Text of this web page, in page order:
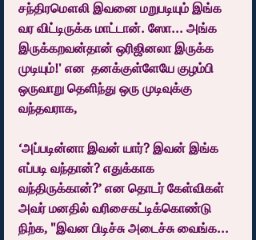
சந்திரமௌலி இவனை மறுபடியும் இங்க
வர விட்டிருக்க மாட்டான். ஸோ... அங்க
இருக்கறவன்தான் ஒரிஜினலா இருக்க
முடியும்!' என  தனக்குள்ளேயே குழம்பி
ஒருவாறு தெளிந்து ஒரு முடிவுக்கு
வந்தவராக,
‘அப்படின்னா இவன் யார்? இவன் இங்க
எப்படி வந்தான்? எதுக்காக
வந்திருக்கான்?’ என தொடர் கேள்விகள்
அவர் மனதில் வரிசைகட்டிக்கொண்டு
நிற்க, "இவன பிடிச்சு அடைச்சு வைங்க...